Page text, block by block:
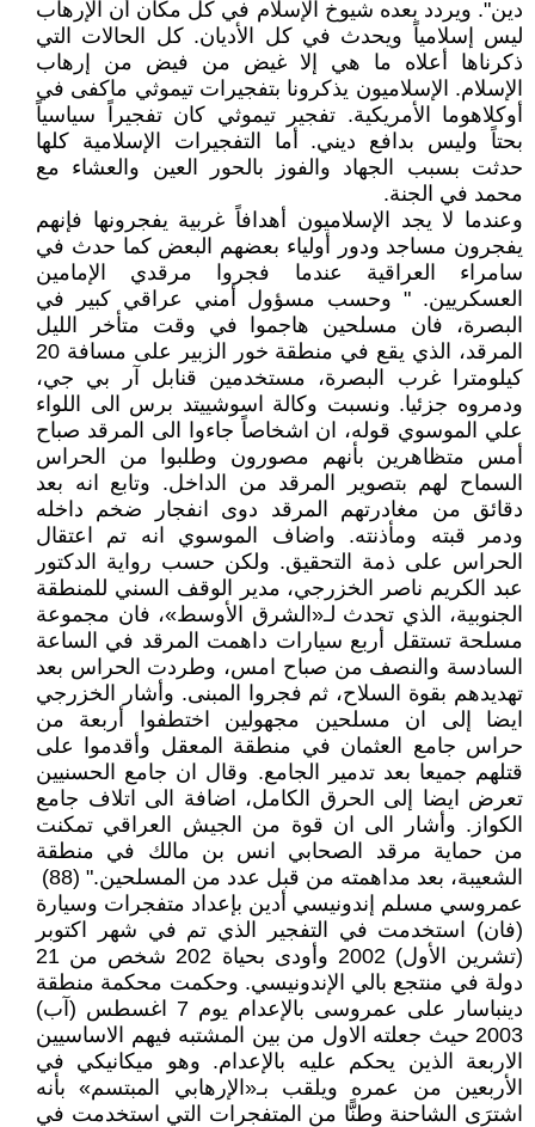
دين". ويردد بعده شيوخ الإسلام في كل مكان أن الإرهاب
ليس إسلامياً ويحدث في كل الأديان. كل الحالات التي
ذكرناها أعلاه ما هي إلا غيض من فيض من إرهاب
الإسلام. الإسلاميون يذكرونا بتفجيرات تيموثي ماكفى في
أوكلاهوما الأمريكية. تفجير تيموثي كان تفجيراً سياسياً
بحتاً وليس بدافع ديني. أما التفجيرات الإسلامية كلها
حدثت بسبب الجهاد والفوز بالحور العين والعشاء مع
محمد في الجنة.
وعندما لا يجد الإسلاميون أهدافاً غربية يفجرونها فإنهم
يفجرون مساجد ودور أولياء بعضهم البعض كما حدث في
سامراء العراقية عندما فجروا مرقدي الإمامين
العسكريين. " وحسب مسؤول أمني عراقي كبير في
البصرة، فان مسلحين هاجموا في وقت متأخر الليل
المرقد، الذي يقع في منطقة خور الزبير على مسافة 20
كيلومترا غرب البصرة، مستخدمين قنابل آر بي جي،
ودمروه جزئيا. ونسبت وكالة اسوشييتد برس الى اللواء
علي الموسوي قوله، ان اشخاصاً جاءوا الى المرقد صباح
أمس متظاهرين بأنهم مصورون وطلبوا من الحراس
السماح لهم بتصوير المرقد من الداخل. وتابع انه بعد
دقائق من مغادرتهم المرقد دوى انفجار ضخم داخله
ودمر قبته ومأذنته. واضاف الموسوي انه تم اعتقال
الحراس على ذمة التحقيق. ولكن حسب رواية الدكتور
عبد الكريم ناصر الخزرجي، مدير الوقف السني للمنطقة
الجنوبية، الذي تحدث لـ«الشرق الأوسط»، فان مجموعة
مسلحة تستقل أربع سيارات داهمت المرقد في الساعة
السادسة والنصف من صباح امس، وطردت الحراس بعد
تهديدهم بقوة السلاح، ثم فجروا المبنى. وأشار الخزرجي
ايضا إلى ان مسلحين مجهولين اختطفوا أربعة من
حراس جامع العثمان في منطقة المعقل وأقدموا على
قتلهم جميعا بعد تدمير الجامع. وقال ان جامع الحسنيين
تعرض ايضا إلى الحرق الكامل، اضافة الى اتلاف جامع
الكواز. وأشار الى ان قوة من الجيش العراقي تمكنت
من حماية مرقد الصحابي انس بن مالك في منطقة
الشعيبة، بعد مداهمته من قبل عدد من المسلحين." (88)
عمروسي مسلم إندونيسي أدين بإعداد متفجرات وسيارة
(فان) استخدمت في التفجير الذي تم في شهر اكتوبر
(تشرين الأول) 2002 وأودى بحياة 202 شخص من 21
دولة في منتجع بالي الإندونيسي. وحكمت محكمة منطقة
دينباسار على عمروسى بالإعدام يوم 7 اغسطس (آب)
2003 حيث جعلته الاول من بين المشتبه فيهم الاساسيين
الاربعة الذين يحكم عليه بالإعدام. وهو ميكانيكي في
الأربعين من عمره ويلقب بـ«الإرهابي المبتسم» بأنه
اشترَى الشاحنة وطنًّا من المتفجرات التي استخدمت في